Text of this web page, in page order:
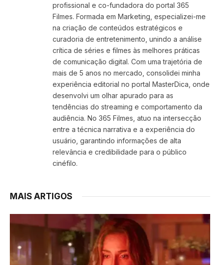
profissional e co-fundadora do portal 365
Filmes. Formada em Marketing, especializei-me
na criação de conteúdos estratégicos e
curadoria de entretenimento, unindo a análise
crítica de séries e filmes às melhores práticas
de comunicação digital. Com uma trajetória de
mais de 5 anos no mercado, consolidei minha
experiência editorial no portal MasterDica, onde
desenvolvi um olhar apurado para as
tendências do streaming e comportamento da
audiência. No 365 Filmes, atuo na intersecção
entre a técnica narrativa e a experiência do
usuário, garantindo informações de alta
relevância e credibilidade para o público
cinéfilo.
MAIS ARTIGOS